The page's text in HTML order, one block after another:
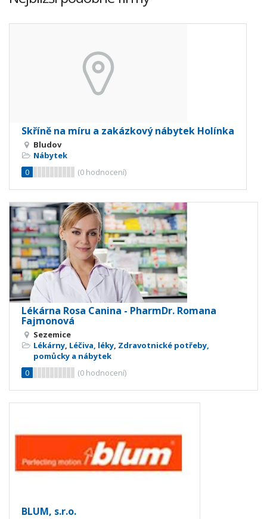
Skříně na míru a zakázkový nábytek Holínka
Bludov
Nábytek
0
(0 hodnocení)
Lékárna Rosa Canina - PharmDr. Romana
Fajmonová
Sezemice
Lékárny, Léčiva, léky, Zdravotnické potřeby,
pomůcky a nábytek
0
(0 hodnocení)
BLUM, s.r.o.